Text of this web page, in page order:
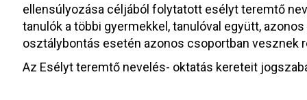
ellensúlyozása céljából folytatott esélyt teremtő
tanulók a többi gyermekkel, tanulóval együtt,
osztálybontás esetén azonos csoportban vesznek
Az Esélyt teremtő nevelés- oktatás kereteit